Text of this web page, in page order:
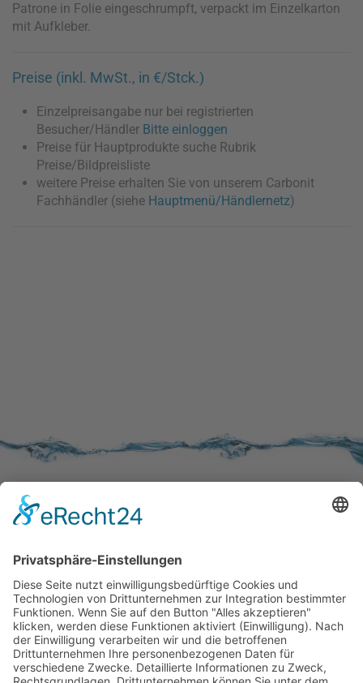
Patrone in Folie eingeschrumpft, verpackt im Einzelkarton
mit Aufkleber.
Preise (inkl. MwSt., in €/Stck.)
Einzelpreisangabe nur bei registrierten
Besucher/Händler Bitte einloggen
Preise für Hauptprodukte suche Rubrik
Preise/Bildpreisliste
weitere Preise erhalten Sie von unserem Carbonit
Fachhändler (siehe Hauptmenü/Händlernetz)
Kundenzufriedenheit
WISSENSWERTES
Broschüren
Aktivkohle
Wer filtert was
Zertifizierungen
KONTAKT